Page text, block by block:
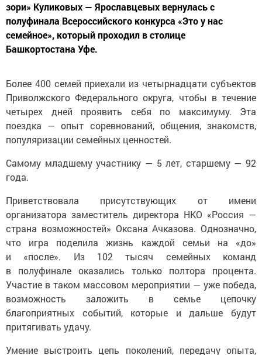
зори» Куликовых — Ярославцевых вернулась с
полуфинала Всероссийского конкурса «Это у нас
семейное», который проходил в столице
Башкортостана Уфе.
Более 400 семей приехали из четырнадцати субъектов
Приволжского Федерального округа, чтобы в течение
четырех дней проявить себя по максимуму. Эта
поездка — опыт соревнований, общения, знакомств,
популяризации семейных ценностей.
Самому младшему участнику — 5 лет, старшему — 92
года.
Приветствовала присутствующих от имени
организатора заместитель директора НКО «Россия —
страна возможностей» Оксана Ачказова. Однозначно,
что игра поделила жизнь каждой семьи на «до»
и «после». Из 102 тысяч семейных команд
в полуфинале оказались только полтора процента.
Участие в таком массовом мероприятии — уже победа,
возможность заложить в семье цепочку
благоприятных событий, которые и дальше будут
притягивать удачу.
Умение выстроить цепь поколений, передачу опыта,